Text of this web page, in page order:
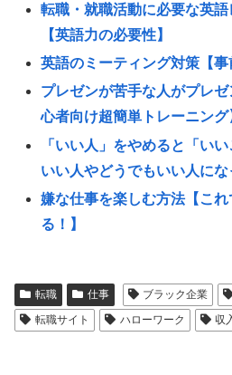
転職・就職活動に必要な英
【英語力の必要性】
英語のミーティング対策【事
プレゼンが苦手な人がプレ
心者向け超簡単トレーニング
「いい人」をやめると「い
いい人やどうでもいい人にな
嫌な仕事を楽しむ方法【こ
る！】
転職 仕事 ブラック企業
転職サイト
ハローワーク 収